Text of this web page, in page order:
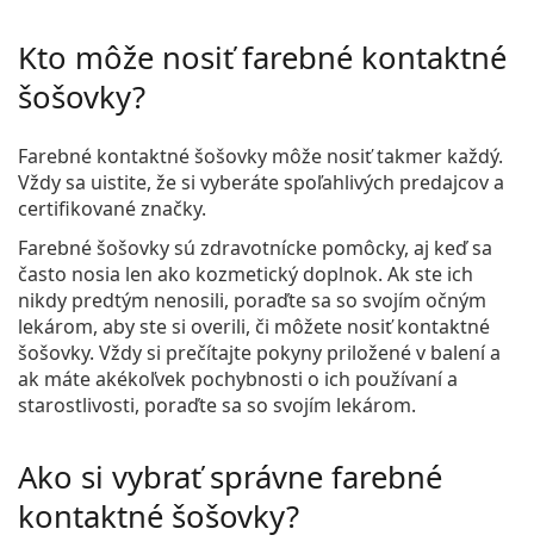
Kto môže nosiť farebné kontaktné
šošovky?
Farebné kontaktné šošovky môže nosiť takmer každý.
Vždy sa uistite, že si vyberáte spoľahlivých predajcov a
certifikované značky.
Farebné šošovky sú zdravotnícke pomôcky, aj keď sa
často nosia len ako kozmetický doplnok. Ak ste ich
nikdy predtým nenosili, poraďte sa so svojím očným
lekárom, aby ste si overili, či môžete nosiť kontaktné
šošovky. Vždy si prečítajte pokyny priložené v balení a
ak máte akékoľvek pochybnosti o ich používaní a
starostlivosti, poraďte sa so svojím lekárom.
Ako si vybrať správne farebné
kontaktné šošovky?